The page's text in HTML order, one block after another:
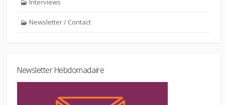
Interviews
Newsletter / Contact
Newsletter Hebdomadaire